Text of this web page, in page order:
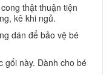
thật thuận tiện
kê khi ngủ.
dán để bảo vệ bé
gối này. Dành cho bé